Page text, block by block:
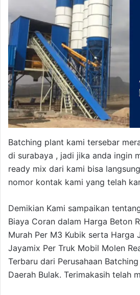
Batching plant kami tersebar
di surabaya , jadi jika anda ingin
ready mix dari kami bisa
nomor kontak kami yang telah
Demikian Kami sampaikan
Biaya Coran dalam Harga Beton
Murah Per M3 Kubik serta Harga
Jayamix Per Truk Mobil Molen
Terbaru dari Perusahaan
Daerah Bulak. Terimakasih telah